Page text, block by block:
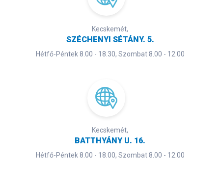
Kecskemét,
SZÉCHENYI SÉTÁNY. 5.
Hétfő-Péntek 8.00 - 18.30, Szombat 8.00 - 12.00
Kecskemét,
BATTHYÁNY U. 16.
Hétfő-Péntek 8.00 - 18.00, Szombat 8.00 - 12.00